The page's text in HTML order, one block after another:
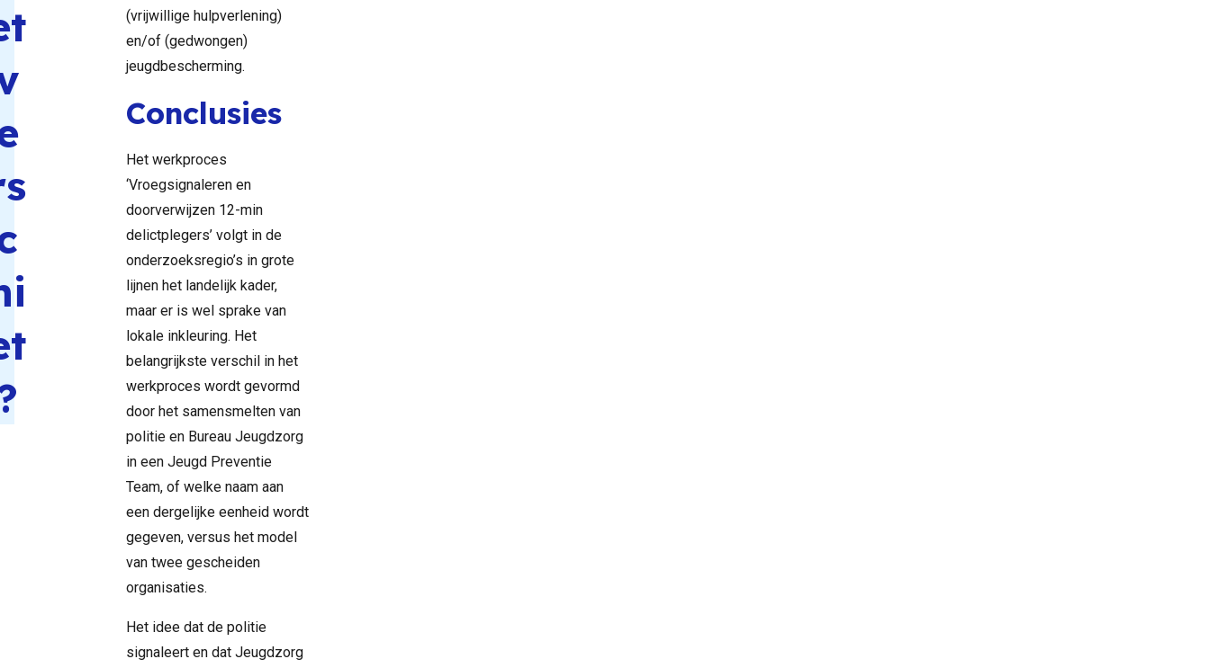
(vrijwillige hulpverlening)
en/of (gedwongen)
jeugdbescherming.
Conclusies
Het werkproces
‘Vroegsignaleren en
doorverwijzen 12-min
delictplegers’ volgt in de
onderzoeksregio’s in grote
lijnen het landelijk kader,
maar er is wel sprake van
lokale inkleuring. Het
belangrijkste verschil in het
werkproces wordt gevormd
door het samensmelten van
politie en Bureau Jeugdzorg
in een Jeugd Preventie
Team, of welke naam aan
een dergelijke eenheid wordt
gegeven, versus het model
van twee gescheiden
organisaties.
Het idee dat de politie
signaleert en dat Jeugdzorg